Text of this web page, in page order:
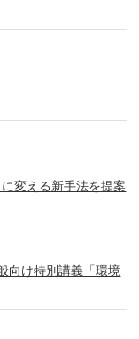
変える新手法を提案
向け特別講義「環境